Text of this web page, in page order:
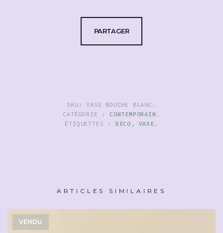
PARTAGER
SKU: VASE BOUCHE BLANC .
CATÉGORIE : CONTEMPORAIN .
ÉTIQUETTES : DECO , VASE .
ARTICLES SIMILAIRES
VENDU